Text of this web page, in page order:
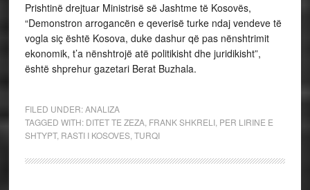
Prishtinë drejtuar Ministrisë së Jashtme të Kosovës,
“Demonstron arrogancën e qeverisë turke ndaj vendeve të
vogla siç është Kosova, duke dashur që pas nënshtrimit
ekonomik, t’a nënshtrojë atë politikisht dhe juridikisht”,
është shprehur gazetari Berat Buzhala.
FILED UNDER:ANALIZA
TAGGED WITH: DITET TE ZEZA, FRANK SHKRELI, PER LIRINE E
SHTYPT, RASTI I KOSOVES, TURQI